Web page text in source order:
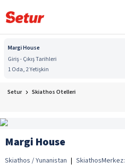
Margi House
Giriş - Çıkış Tarihleri
1 Oda, 2 Yetişkin
Setur Skiathos Otelleri
Margi House
Skiathos / Yunanistan | SkiathosMerkez: